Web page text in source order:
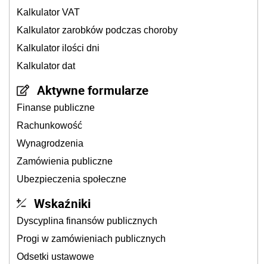
Kalkulator VAT
Kalkulator zarobków podczas choroby
Kalkulator ilości dni
Kalkulator dat
Aktywne formularze
Finanse publiczne
Rachunkowość
Wynagrodzenia
Zamówienia publiczne
Ubezpieczenia społeczne
Wskaźniki
Dyscyplina finansów publicznych
Progi w zamówieniach publicznych
Odsetki ustawowe